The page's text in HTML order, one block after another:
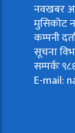
नवखबर
मुसिकोट
कम्पनी
सूचना
सम्पर्कः
E-mail: